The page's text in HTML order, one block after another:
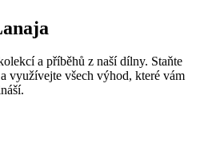
a příběhů z naší dílny. Staňte
a využívejte všech výhod, které vám